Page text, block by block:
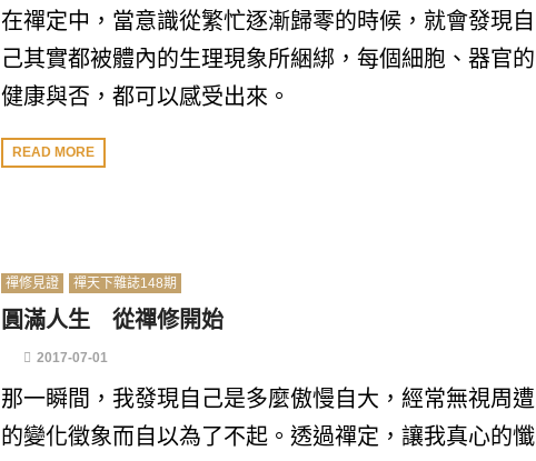
在禪定中，當意識從繁忙逐漸歸零的時候，就會發現自
己其實都被體內的生理現象所綑綁，每個細胞、器官的
健康與否，都可以感受出來。
READ MORE
禪修見證 禪天下雜誌148期
圓滿人生 從禪修開始
2017-07-01
那一瞬間，我發現自己是多麼傲慢自大，經常無視周遭
的變化徵象而自以為了不起。透過禪定，讓我真心的懺